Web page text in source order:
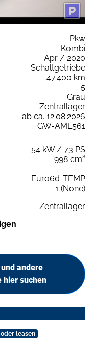
Pkw
Kombi
Apr / 2020
Schaltgetriebe
47.400 km
5
Grau
Zentrallager
ab ca. 12.08.2026
GW-AML561
54 kW / 73 PS
998 cm³
Euro6d-TEMP
1 (None)
Zentrallager
andere
hier suchen
leasen